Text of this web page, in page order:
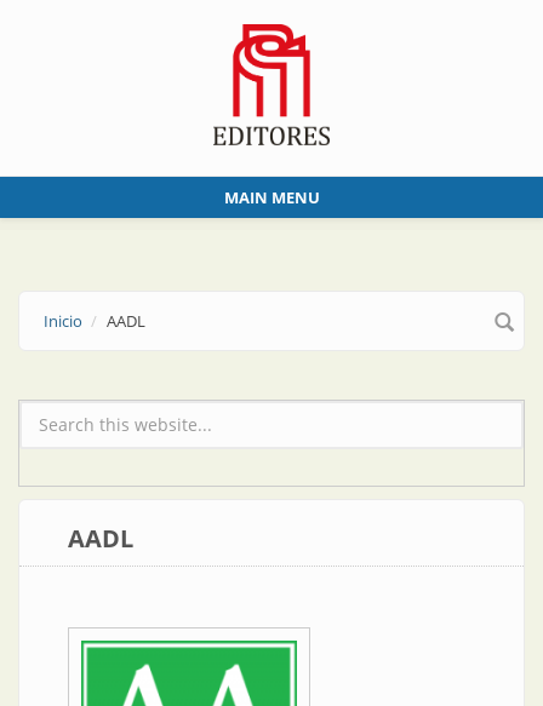
MAIN MENU
Inicio AADL
Formulario de búsqueda
AADL